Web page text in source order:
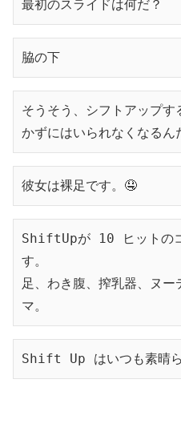
最初のスライドは何だ？
脇の下
そうそう、シフトアップ
かずにはいられなくなるん
彼女は裸足です。🤤
ShiftUpが 10 ヒットのコ
す。
足、わき腹、搾乳器、ヌ
マ。
Shift Up はいつも素晴ら